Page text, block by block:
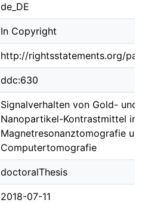
de_DE
In Copyright
http://rightsstatements.org/
ddc:630
Signalverhalten von Gold- und
Nanopartikel-Kontrastmittel in
Magnetresonanztomografie
Computertomografie
doctoralThesis
2018-07-11